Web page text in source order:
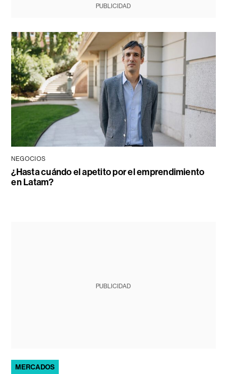
PUBLICIDAD
NEGOCIOS
¿Hasta cuándo el apetito por el emprendimiento
en Latam?
PUBLICIDAD
MERCADOS